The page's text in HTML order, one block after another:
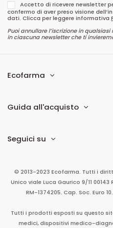
Accetto di ricevere newsletter
confermo di aver preso visione
dati. Clicca per leggere informativa
Puoi annullare l’iscrizione in
in ciascuna newsletter che ti
Ecofarma
Guida all'acquisto
Seguici su
© 2013-2023 Ecofarma. Tutti i
Unico viale Luca Gaurico 9/11 00143
RM-1374205. Cap. Soc. Euro
Tutti i prodotti esposti su questo
medici, dispositivi medico-